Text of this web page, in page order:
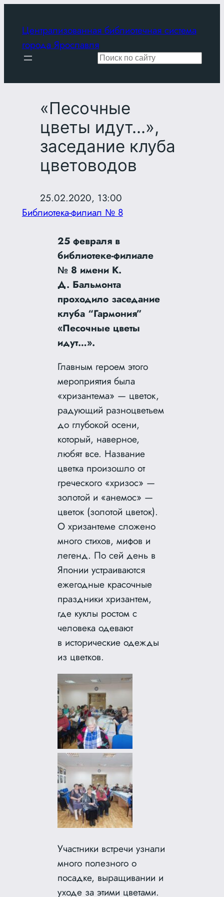
содержимому
Централизованная библиотечная система
города Ярославля
Поиск
«Песочные
цветы идут…»,
заседание клуба
цветоводов
25.02.2020, 13:00
Библиотека-филиал № 8
25 февраля в
библиотеке-филиале
№ 8 имени К.
Д. Бальмонта
проходило заседание
клуба “Гармония”
«Песочные цветы
идут…».
Главным героем этого
мероприятия была
«хризантема» — цветок,
радующий разноцветьем
до глубокой осени,
который, наверное,
любят все. Название
цветка произошло от
греческого «хризос» —
золотой и «анемос» —
цветок (золотой цветок).
О хризантеме сложено
много стихов, мифов и
легенд. По сей день в
Японии устраиваются
ежегодные красочные
праздники хризантем,
где куклы ростом с
человека одевают
в исторические одежды
из цветков.
Участники встречи узнали
много полезного о
посадке, выращивании и
уходе за этими цветами.